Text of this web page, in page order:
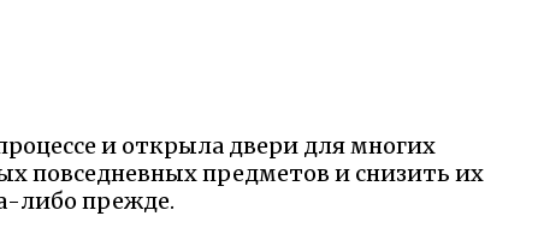
и открыла двери для многих
повседневных предметов и снизить их
либо прежде.